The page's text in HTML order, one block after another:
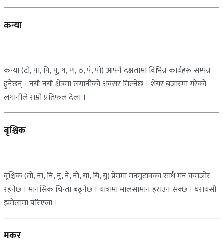
कन्या
कन्या (टो, पा, पि, पु, ष, ण, ठ, पे, पो) आफ्नै दक्षतामा विभिन्न कार्यहरू सम्पन्न
हुनेछन् । नयाँ नयाँ क्षेत्रमा लगानीको अवसर मिल्नेछ । शेयर बजारमा गरेको
लगानीले राम्रो प्रतिफल देला ।
बृश्चिक
वृश्चिक (तो, ना, नि, नु, ने, नो, या, यि, यु) प्रेममा मनमुटावका साथै मन कमजोर
रहनेछ । मानसिक चिन्ता बढ्नेछ । यात्रामा मालसामान हराउन सक्छ । घरायसी
झमेलामा परिएला ।
मकर